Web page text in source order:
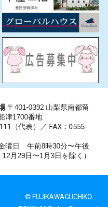
〒401-0392 山梨県南都留
津1700番地
（代表）／ FAX：0555-
曜日 午前8時30分〜午後
月29日〜1月3日を除く）
© FUJIKAWAGUCHIKO